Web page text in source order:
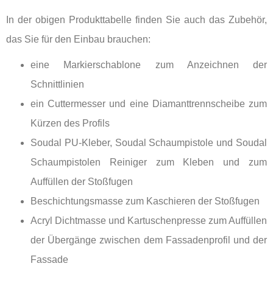
In der obigen Produkttabelle finden Sie auch das Zubehör,
das Sie für den Einbau brauchen:
eine Markierschablone zum Anzeichnen der
Schnittlinien
ein Cuttermesser und eine Diamanttrennscheibe zum
Kürzen des Profils
Soudal PU-Kleber, Soudal Schaumpistole und Soudal
Schaumpistolen Reiniger zum Kleben und zum
Auffüllen der Stoßfugen
Beschichtungsmasse zum Kaschieren der Stoßfugen
Acryl Dichtmasse und Kartuschenpresse zum Auffüllen
der Übergänge zwischen dem Fassadenprofil und der
Fassade